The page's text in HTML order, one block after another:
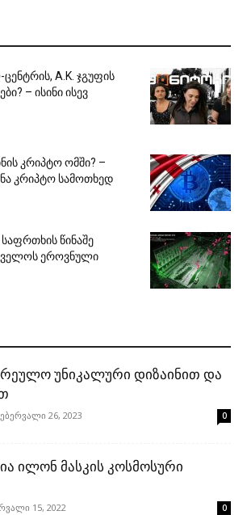
A.K. ჯგუფის
– ისინი ისევ
კრიპტო ომში? –
კრიპტო სამოთხედ
წინაშე
ეროვნული
უნიკალური დიზაინით და
26, 2023 0
ილონ მასკის კოსმოსური
15, 2022 0